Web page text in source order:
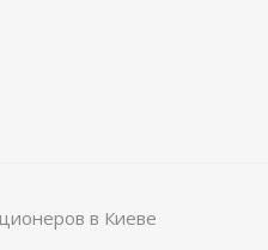
в Киеве